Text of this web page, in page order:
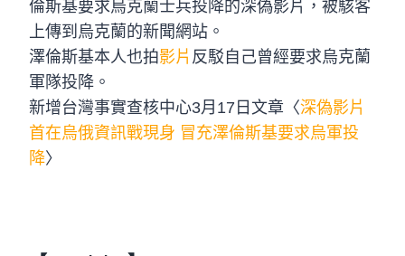
倫斯基要求烏克蘭士兵投降的深偽影片，被駭客
上傳到烏克蘭的新聞網站。
澤倫斯基本人也拍影片 反駁自己曾經要求烏克蘭
軍隊投降。
新增台灣事實查核中心3月17日文章〈深偽影片
首在烏俄資訊戰現身 冒充澤倫斯基要求烏軍投
降〉